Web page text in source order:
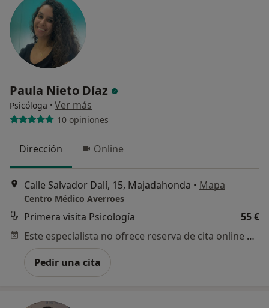
Paula Nieto Díaz
Psicóloga · Ver más
10 opiniones
Dirección Online
Calle Salvador Dalí, 15, Majadahonda • Mapa
Centro Médico Averroes
Primera visita Psicología
55 €
Este especialista no ofrece reserva de cita online en esta dirección.
Pedir una cita